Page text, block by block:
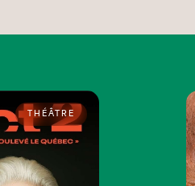
THÉÂTRE